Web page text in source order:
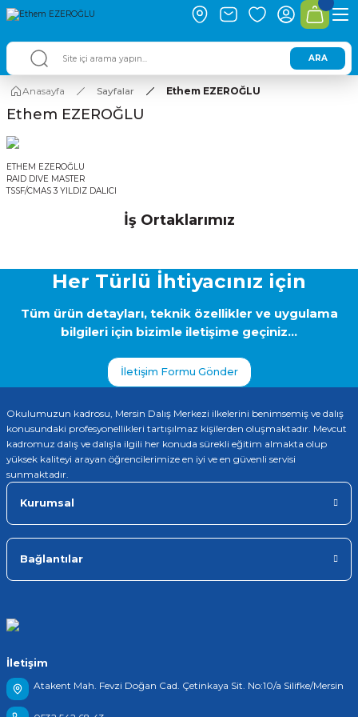
ARA
Anasayfa Sayfalar Ethem EZEROĞLU
Ethem EZEROĞLU
ETHEM EZEROĞLU
RAID DIVE MASTER
TSSF/CMAS 3 YILDIZ DALICI
İş Ortaklarımız
Her Türlü İhtiyacınız için
Tüm ürün detayları, teknik özellikler ve uygulama
bilgileri için bizimle iletişime geçiniz...
İletişim Formu Gönder
Okulumuzun kadrosu, Mersin Dalış Merkezi ilkelerini benimsemiş ve dalış
konusundaki profesyonellikleri tartışılmaz kişilerden oluşmaktadır. Mevcut
kadromuz dalış ve dalışla ilgili her konuda sürekli eğitim almakta olup
yüksek kaliteyi arayan öğrencilerimize en iyi ve en güvenli servisi
sunmaktadır.
Kurumsal
Bağlantılar
İletişim
Atakent Mah. Fevzi Doğan Cad. Çetinkaya Sit. No:10/a Silifke/Mersin